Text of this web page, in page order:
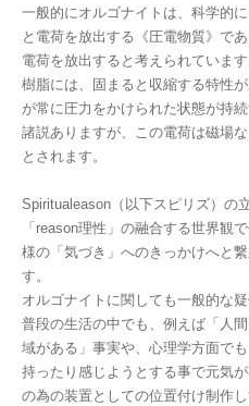
一般的にオルゴナイトは、科学的
と電荷を放出する《圧電物質》で
電荷を放出すると考えられています
樹脂には、固まると収縮する特性
が常に圧力をかけられた状態が持続
諸説ありますが、この電荷は磁場
とされます。
Spiritualeason（以下スピリズ）の
「reason理性」の融合する世界観
様の「気づき」へのきっかけへと
す。
オルゴナイトに関しても一般的な
普段の生活の中でも、例えば「人
域がある」事実や、心理学方面で
持ったり感じようとする事で元気
の為の装置としての位置付け制作し